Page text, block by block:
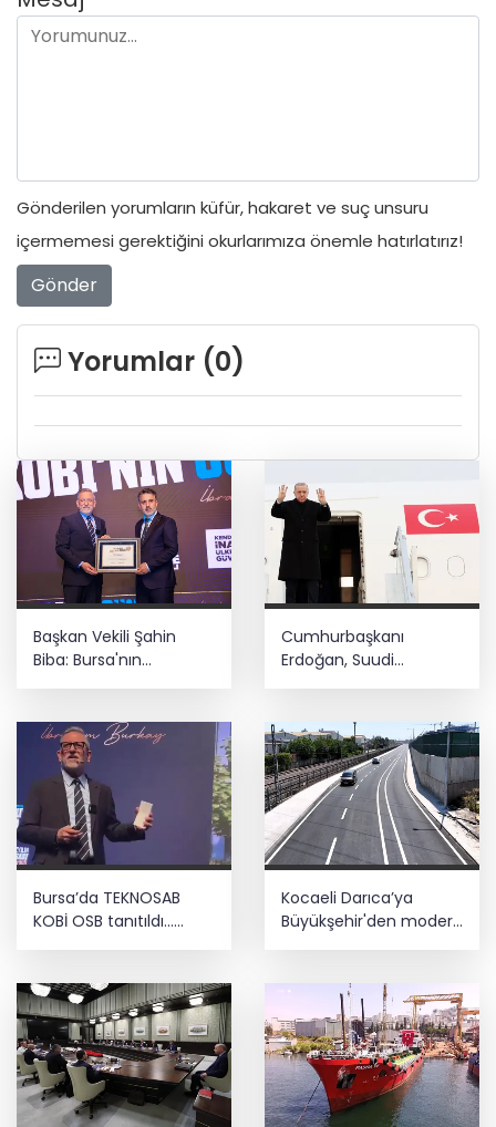
Gönderilen yorumların küfür, hakaret ve suç unsuru
içermemesi gerektiğini okurlarımıza önemle hatırlatırız!
Gönder
Yorumlar (0)
Başkan Vekili Şahin
Biba: Bursa'nın
Cumhurbaşkanı
Erdoğan, Suudi
Bursa’da TEKNOSAB
KOBİ OSB tanıtıldı...
Bursa’nın kalkınma
dönem
Kocaeli Darıca’ya
Büyükşehir'den modern
ulaşım yatırımı